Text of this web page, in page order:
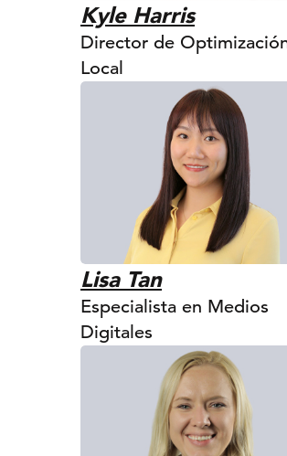
Kyle Harris
Director de
Local
Lisa Tan
Especialista en Medios
Digitales